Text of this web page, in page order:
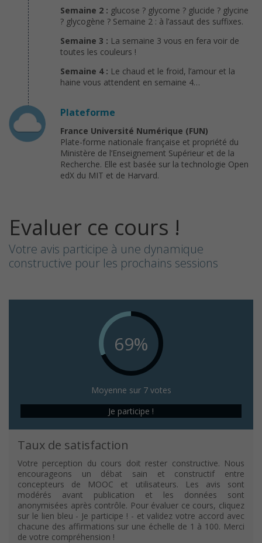
Semaine 2 : glucose ? glycome ? glucide ? glycine
? glycogène ? Semaine 2 : à l’assaut des suffixes.
Semaine 3 : La semaine 3 vous en fera voir de
toutes les couleurs !
Semaine 4 : Le chaud et le froid, l’amour et la
haine vous attendent en semaine 4…
Plateforme
France Université Numérique (FUN)
Plate-forme nationale française et propriété du
Ministère de l’Enseignement Supérieur et de la
Recherche. Elle est basée sur la technologie Open
edX du MIT et de Harvard.
Evaluer ce cours !
Votre avis participe à une dynamique
constructive pour les prochains sessions
69%
Moyenne sur 7 votes
Je participe !
Taux de satisfaction
Votre perception du cours doit rester constructive. Nous
encourageons un débat sain et constructif entre
concepteurs de MOOC et utilisateurs. Les avis sont
modérés avant publication et les données sont
anonymisées après contrôle. Pour évaluer ce cours, cliquez
sur le lien bleu - Je participe ! - et validez votre accord avec
chacune des affirmations sur une échelle de 1 à 100. Merci
de votre compréhension !